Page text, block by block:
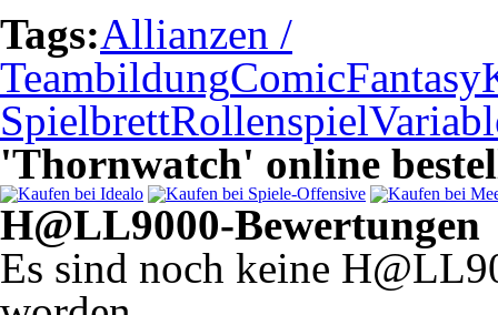
Tags:Allianzen /
TeambildungComicFantasy
SpielbrettRollenspiel
'Thornwatch' online
H@LL9000-Bewertungen
Es sind noch keine